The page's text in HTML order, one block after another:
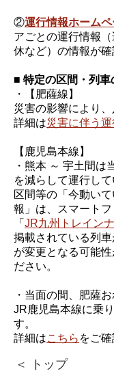
②運行情報ホーム
アごとの運行情報
休など）の情報が確
■ 特定の区間・列車
・【肥薩線】
災害の影響により、
詳細は災害に伴う
【鹿児島本線】
・熊本 ～ 宇土間は
を減らして運行して
区間等の「今動い
報」は、スマート
「JR九州トレイン
掲載されている列
が変更となる可能
ださい。
・当面の間、肥薩
JR鹿児島本線に乗
す。
詳細はこちら をご確
＜ トップ